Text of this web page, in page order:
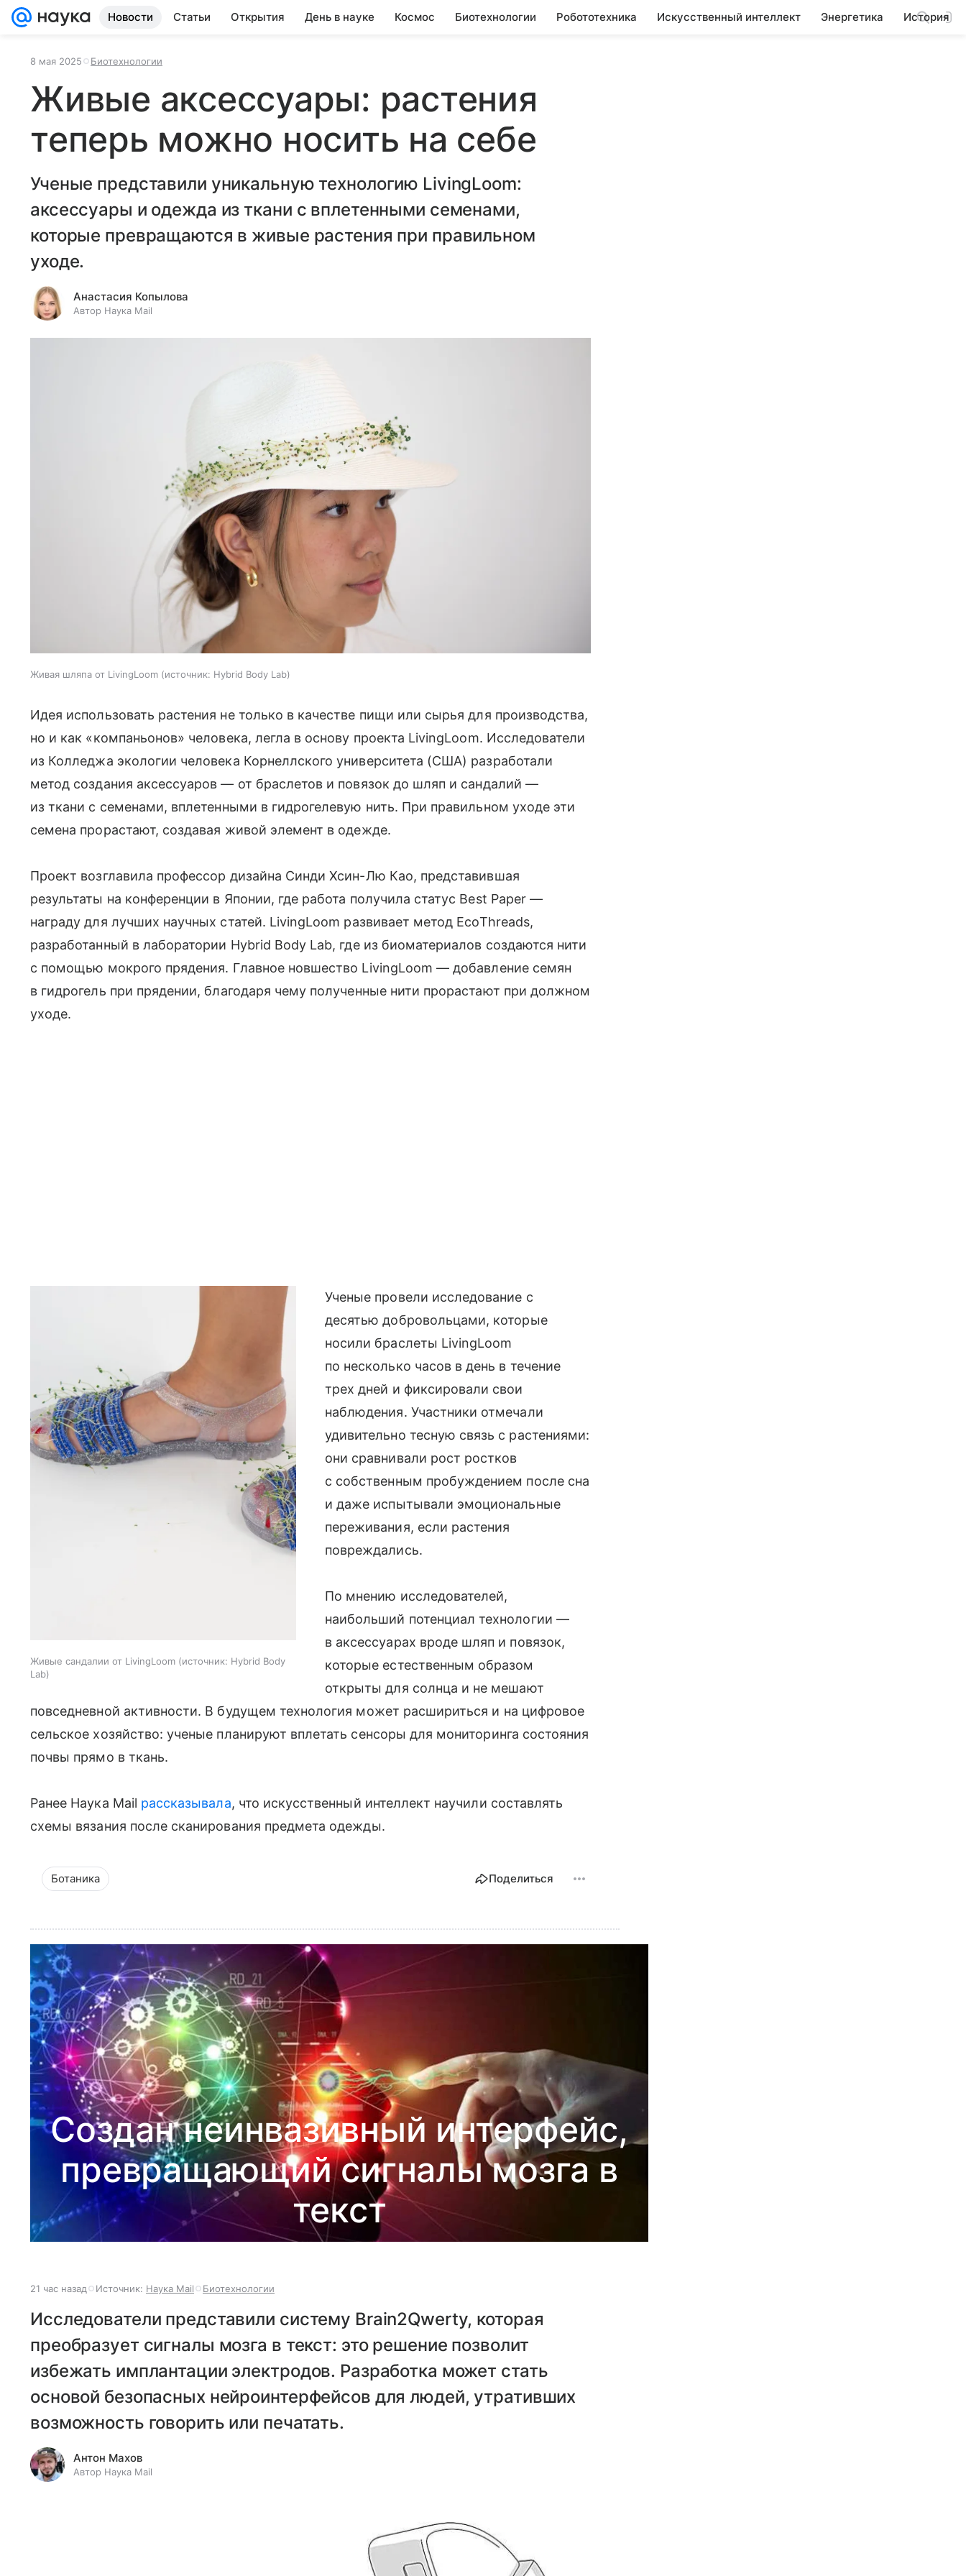
Новости Статьи Открытия День в науке Космос Биотехнологии Робототехника Искусственный интеллект Энергетика История
8 мая 2025 Биотехнологии
Живые аксессуары: растения
теперь можно носить на себе
Ученые представили уникальную технологию LivingLoom:
аксессуары и одежда из ткани с вплетенными семенами,
которые превращаются в живые растения при правильном
уходе.
Анастасия Копылова
Автор Наука Mail
Живая шляпа от LivingLoom источник: Hybrid Body Lab
Идея использовать растения не только в качестве пищи или сырья для производства,
но и как «компаньонов» человека, легла в основу проекта LivingLoom. Исследователи
из Колледжа экологии человека Корнеллского университета (США) разработали
метод создания аксессуаров — от браслетов и повязок до шляп и сандалий —
из ткани с семенами, вплетенными в гидрогелевую нить. При правильном уходе эти
семена прорастают, создавая живой элемент в одежде.
Проект возглавила профессор дизайна Синди Хсин-Лю Као, представившая
результаты на конференции в Японии, где работа получила статус Best Paper —
награду для лучших научных статей. LivingLoom развивает метод EcoThreads,
разработанный в лаборатории Hybrid Body Lab, где из биоматериалов создаются нити
с помощью мокрого прядения. Главное новшество LivingLoom — добавление семян
в гидрогель при прядении, благодаря чему полученные нити прорастают при должном
уходе.
Живые сандалии от LivingLoom источник: Hybrid Body
Lab
Ученые провели исследование с
десятью добровольцами, которые
носили браслеты LivingLoom
по несколько часов в день в течение
трех дней и фиксировали свои
наблюдения. Участники отмечали
удивительно тесную связь с растениями:
они сравнивали рост ростков
с собственным пробуждением после сна
и даже испытывали эмоциональные
переживания, если растения
повреждались.
По мнению исследователей,
наибольший потенциал технологии —
в аксессуарах вроде шляп и повязок,
которые естественным образом
открыты для солнца и не мешают
повседневной активности. В будущем технология может расшириться и на цифровое
сельское хозяйство: ученые планируют вплетать сенсоры для мониторинга состояния
почвы прямо в ткань.
Ранее Наука Mail рассказывала, что искусственный интеллект научили составлять
схемы вязания после сканирования предмета одежды.
Ботаника Поделиться
Создан неинвазивный интерфейс,
превращающий сигналы мозга в
текст
21 час назад Источник: Наука Mail Биотехнологии
Исследователи представили систему Brain2Qwerty, которая
преобразует сигналы мозга в текст: это решение позволит
избежать имплантации электродов. Разработка может стать
основой безопасных нейроинтерфейсов для людей, утративших
возможность говорить или печатать.
Антон Махов
Автор Наука Mail